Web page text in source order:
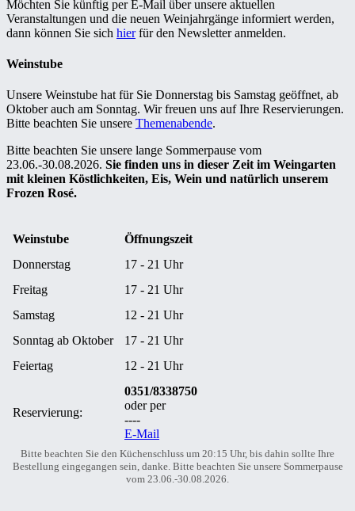
Möchten Sie künftig per E-Mail über unsere aktuellen
Veranstaltungen und die neuen Weinjahrgänge informiert werden,
dann können Sie sich hierfür den Newsletter anmelden.
Weinstube
Unsere Weinstube hat für Sie Donnerstag bis Samstag geöffnet, ab
Oktober auch am Sonntag. Wir freuen uns auf Ihre Reservierungen.
Bitte beachten Sie unsere Themenabende.
Bitte beachten Sie unsere lange Sommerpause vom
23.06.-30.08.2026. Sie finden uns in dieser Zeit im Weingarten
mit kleinen Köstlichkeiten, Eis, Wein und natürlich unserem
Frozen Rosé.
Weinstube
Öffnungszeit
Donnerstag
17 - 21 Uhr
Freitag
17 - 21 Uhr
Samstag
12 - 21 Uhr
Sonntag ab Oktober
17 - 21 Uhr
Feiertag
12 - 21 Uhr
Reservierung:
0351/8338750
oder per
----
E-Mail
Bitte beachten Sie den Küchenschluss um 20:15 Uhr, bis dahin sollte Ihre
Bestellung eingegangen sein, danke. Bitte beachten Sie unsere Sommerpause
vom 23.06.-30.08.2026.